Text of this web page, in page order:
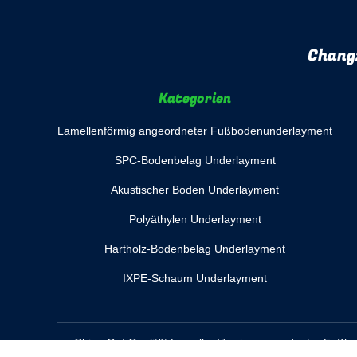
Kategorien
Lamellenförmig angeordneter Fußbodenunderlayment
SPC-Bodenbelag Underlayment
Akustischer Boden Underlayment
Polyäthylen Underlayment
Hartholz-Bodenbelag Underlayment
IXPE-Schaum Underlayment
China Gut Qualität Lamellenförmig angeordneter